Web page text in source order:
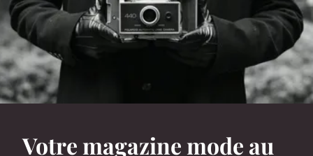
Votre magazine mode au